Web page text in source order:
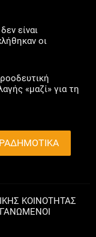
είναι
οι
«μαζί» για τη
ΚΟΙΝΟΤΗΤΑΣ
ΣΤΟΝ